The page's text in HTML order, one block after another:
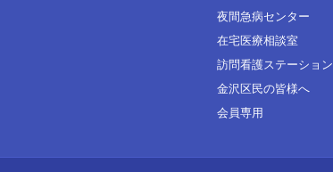
夜間急病センター
在宅医療相談室
訪問看護ステーション
金沢区民の皆様へ
会員専用